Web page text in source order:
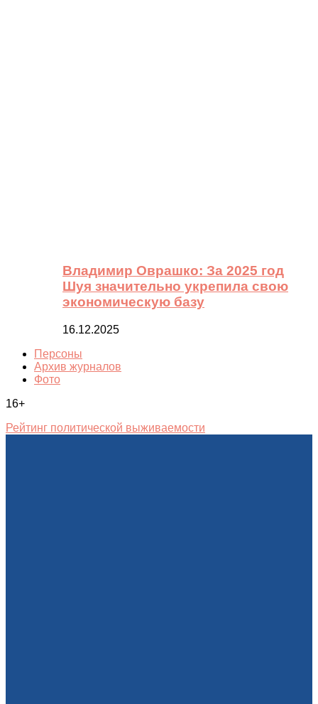
Владимир Оврашко: За 2025 год
Шуя значительно укрепила свою
экономическую базу
16.12.2025
Персоны
Архив журналов
Фото
16+
Рейтинг политической выживаемости